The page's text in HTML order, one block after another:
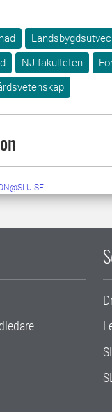
NJ-fakulteten